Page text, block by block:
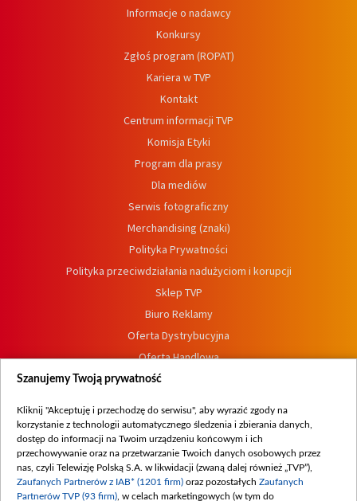
Informacje o nadawcy
Konkursy
Zgłoś program (ROPAT)
Kariera w TVP
Kontakt
Centrum informacji TVP
Komisja Etyki
Program dla prasy
Dla mediów
Serwis fotograficzny
Merchandising (znaki)
Polityka Prywatności
Polityka przeciwdziałania nadużyciom i korupcji
Sklep TVP
Biuro Reklamy
Oferta Dystrybucyjna
Oferta Handlowa
Dostępność
Procedura zgłoszeń wewnętrznych
Szanujemy Twoją prywatność
Kliknij "Akceptuję i przechodzę do serwisu", aby wyrazić zgody na
korzystanie z technologii automatycznego śledzenia i zbierania danych,
dostęp do informacji na Twoim urządzeniu końcowym i ich
przechowywanie oraz na przetwarzanie Twoich danych osobowych przez
nas, czyli Telewizję Polską S.A. w likwidacji (zwaną dalej również „TVP”),
Zaufanych Partnerów z IAB* (1201 firm) oraz pozostałych Zaufanych
Partnerów TVP (93 firm) , w celach marketingowych (w tym do